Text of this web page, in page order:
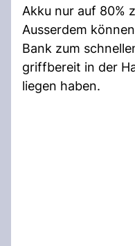
Akku nur auf 80%
Ausserdem
Bank zum
griffbereit in der
liegen haben.